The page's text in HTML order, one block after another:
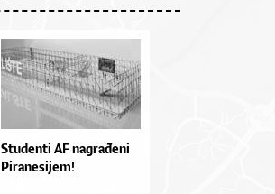
Studenti AF nagrađeni
Piranesijem!